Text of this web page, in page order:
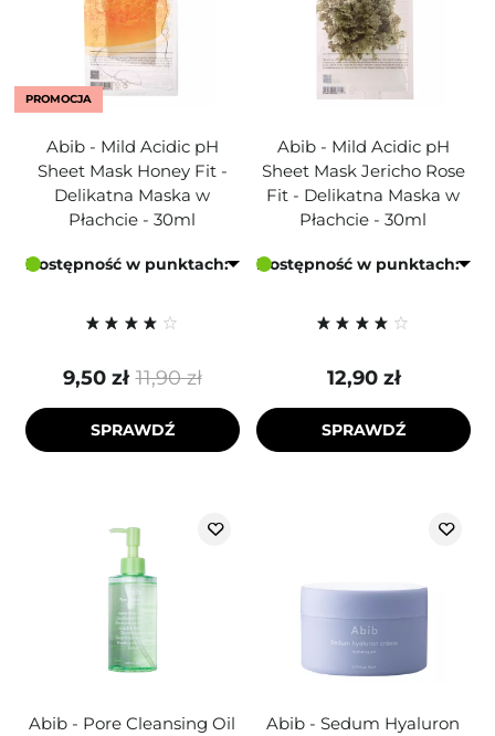
PROMOCJA
Abib - Mild Acidic pH
Sheet Mask Honey Fit -
Delikatna Maska w
Płachcie - 30ml
Dostępność w punktach:
11,90 zł
9,50 zł
SPRAWDŹ
Abib - Mild Acidic pH
Sheet Mask Jericho Rose
Fit - Delikatna Maska w
Płachcie - 30ml
Dostępność w punktach:
12,90 zł
SPRAWDŹ
Abib - Pore Cleansing Oil
Abib - Sedum Hyaluron